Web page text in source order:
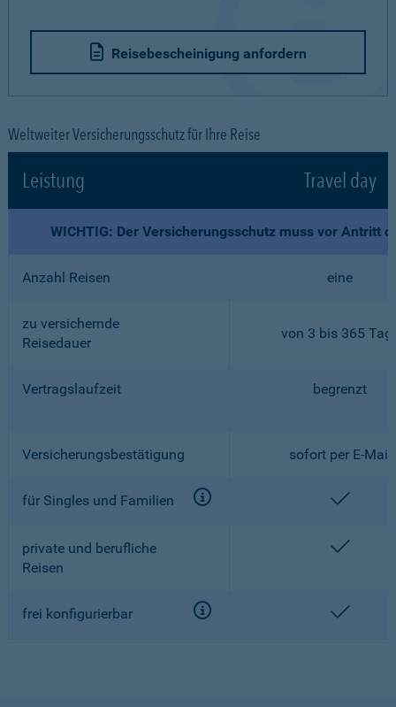
Reisebescheinigung anfordern
Weltweiter Versicherungsschutz für Ihre Reise
Leistung Travel day
WICHTIG: Der Versicherungsschutz muss vor Antritt
Anzahl Reisen eine
zu versichernde
Reisedauer
von 3 bis 365
Vertragslaufzeit begrenzt
Versicherungsbestätigung sofort per E-Mail
für Singles und Familien
private und berufliche
Reisen
frei konfigurierbar